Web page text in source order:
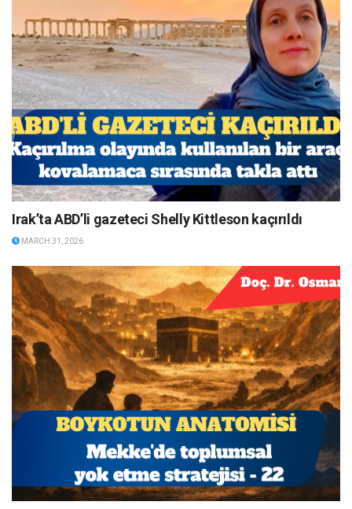
Irak’ta ABD’li gazeteci Shelly Kittleson kaçırıldı
MARCH 31, 2026